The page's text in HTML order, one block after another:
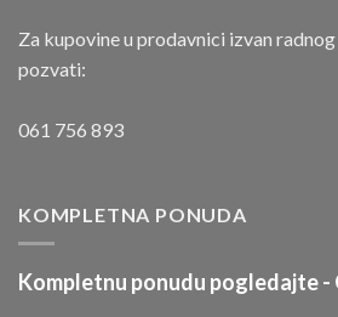
Za kupovine u prodavnici izvan
pozvati:
061 756 893
KOMPLETNA PONUDA
Kompletnu ponudu pogledajte -